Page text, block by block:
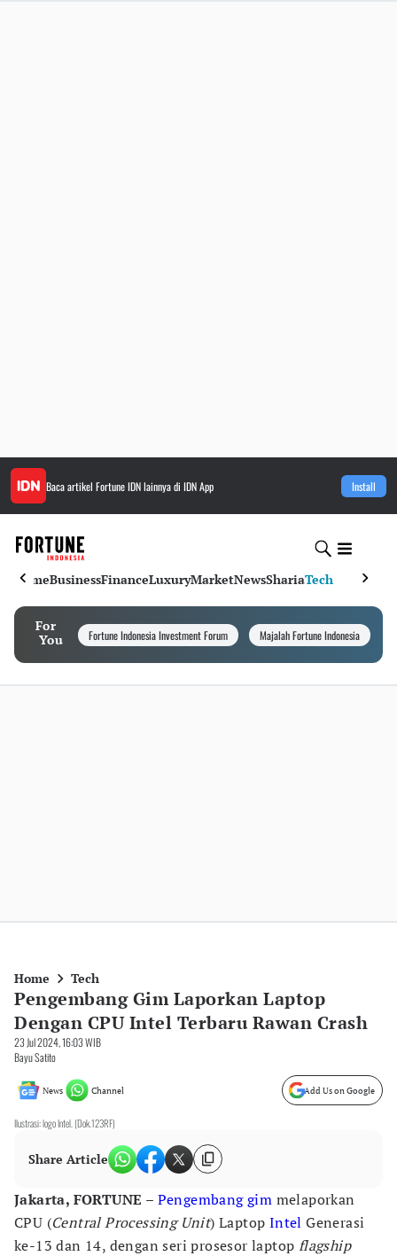
Baca artikel Fortune IDNlainnya di IDN App Install
HomeBusinessFinanceLuxuryMarketNewsShariaTech
For
You
Fortune Indonesia Investment Forum Majalah Fortune Indonesia
Home Tech
Pengembang Gim Laporkan Laptop
Dengan CPU Intel Terbaru Rawan Crash
23 Jul 2024, 16:03 WIB
Bayu Satito
News Channel Add Us on Google
Ilustrasi: logo Intel. (Dok.123RF)
Share Article
Jakarta, FORTUNE – Pengembang gim melaporkan
CPU (Central Processing Unit) Laptop Intel Generasi
ke-13 dan 14, dengan seri prosesor laptop flagship